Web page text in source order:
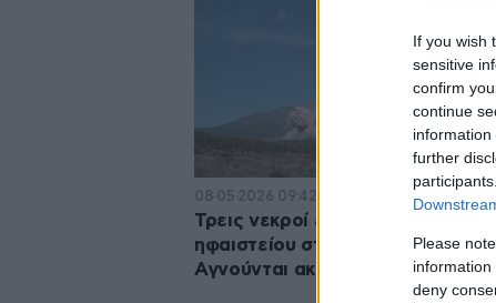
If you wish
sensitive
confirm
continue
further
Please
deny
08·05·2026 09:42
Τρεις νεκροί έπειτα από έκρηξη
ηφαιστείου στην Ινδονησία –
Αγνούνται ακόμη 10 άνθρωποι